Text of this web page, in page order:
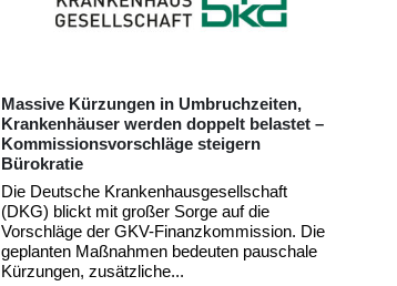
Krankenhäuser befürchten starke
Leistungseinschränkungen
Die Deutsche Krankenhausgesellschaft
(DKG) kritisiert den heutigen Beschluss des
Bundesrats zum
Krankenhausreformanpassungsgesetz
(KHAG). Insbesondere die Regelungen zu
den Pflegepersonaluntergrenzen, die...